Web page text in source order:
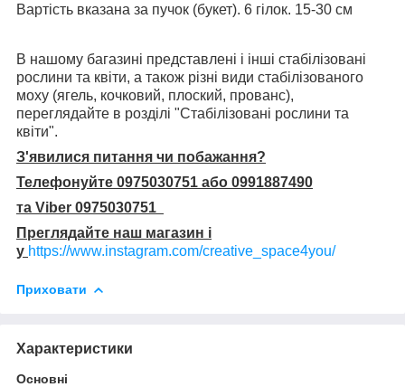
Вартість вказана за пучок (букет). 6 гілок. 15-30 см
В нашому багазині представлені і інші стабілізовані
рослини та квіти, а також різні види стабілізованого
моху (ягель, кочковий, плоский, прованс),
переглядайте в розділі "Стабілізовані рослини та
квіти".
З'явилися питання чи побажання?
Телефонуйте 0975030751 або 0991887490
та Viber 0975030751
Преглядайте наш магазин і
у https://www.instagram.com/creative_space4you/
Приховати
Характеристики
Основні